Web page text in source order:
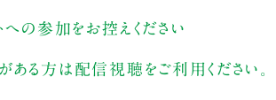
の参加をお控えください
ある方は配信視聴をご利用ください。